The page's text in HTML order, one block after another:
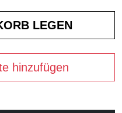
hinzufügen